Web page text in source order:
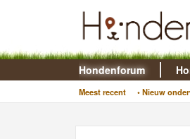
Hondenforum
Meest recent • Nieuw